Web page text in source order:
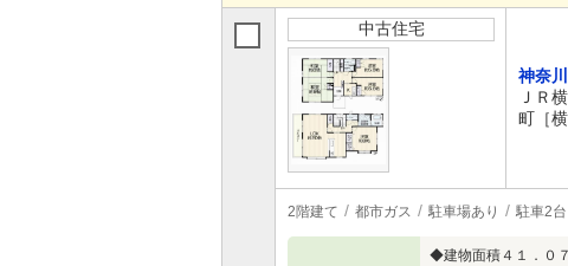
中古住宅
神奈
ＪＲ
町［
2階建て 都市ガス 駐車場あり 駐車2台
◆建物面積４１．０